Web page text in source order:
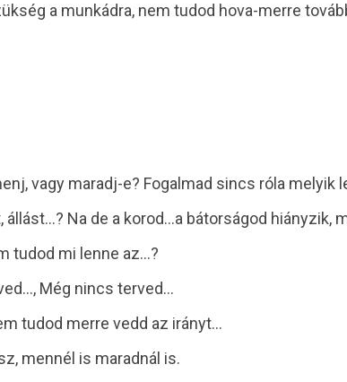
a munkádra, nem tudod hova-merre
vagy maradj-e? Fogalmad sincs róla melyik
állást…? Na de a korod…a bátorságod hiányzik,
tudod mi lenne az…?
Még nincs terved…
tudod merre vedd az irányt…
mennél is maradnál is.